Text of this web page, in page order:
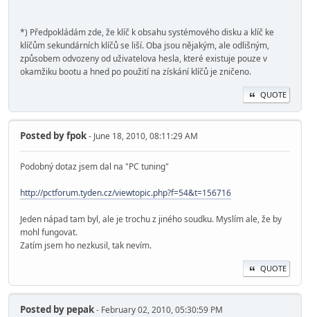
*) Předpokládám zde, že klíč k obsahu systémového disku a klíč ke
klíčům sekundárních klíčů se liší. Oba jsou nějakým, ale odlišným,
způsobem odvozeny od uživatelova hesla, které existuje pouze v
okamžiku bootu a hned po použití na získání klíčů je zničeno.
QUOTE
Posted byfpok- June 18, 2010, 08:11:29 AM
Podobný dotaz jsem dal na "PC tuning"
http://pctforum.tyden.cz/viewtopic.php?f=54&t=156716
Jeden nápad tam byl, ale je trochu z jiného soudku. Myslím ale, že by
mohl fungovat.
Zatím jsem ho nezkusil, tak nevím.
QUOTE
Posted by pepak- February 02, 2010, 05:30:59 PM